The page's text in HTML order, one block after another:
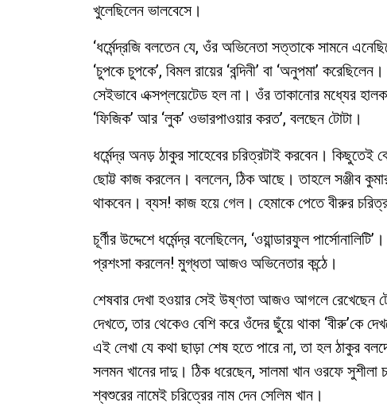
খুলেছিলেন ভালবেসে।
‘ধর্মেন্দ্রজি বলতেন যে, ওঁর অভিনেতা সত্তাকে সামনে
‘চুপকে চুপকে’, বিমল রায়ের ‘বন্দিনী’ বা ‘অনুপমা’
সেইভাবে এক্সপ্লয়েটেড হল না। ওঁর তাকানোর মধ্যের
‘ফিজিক’ আর ‘লুক’ ওভারপাওয়ার করত’, বলছেন টোটা।
ধর্মেন্দ্র অনড় ঠাকুর সাহেবের চরিত্রটাই করবেন। কিছুতেই
ছোট্ট কাজ করলেন। বললেন, ঠিক আছে। তাহলে সঞ্জীব
থাকবেন। ব্যস! কাজ হয়ে গেল। হেমাকে পেতে বীরুর চরিত্র
চূর্ণীর উদ্দেশে ধর্মেন্দ্র বলেছিলেন, ‘ওয়ান্ডারফুল
প্রশংসা করলেন! মুগ্ধতা আজও অভিনেতার কন্ঠে।
শেষবার দেখা হওয়ার সেই উষ্ণতা আজও আগলে রেখেছেন
দেখতে, তার থেকেও বেশি করে ওঁদের ছুঁয়ে থাকা ‘বীরু’কে
এই লেখা যে কথা ছাড়া শেষ হতে পারে না, তা হল ঠাকুর
সলমন খানের দাদু। ঠিক ধরেছেন, সালমা খান ওরফে সুশীলা
শ্বশুরের নামেই চরিত্রের নাম দেন সেলিম খান।